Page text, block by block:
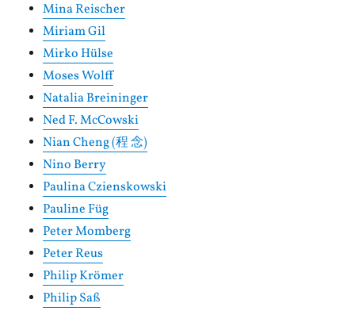
Mina Reischer
Miriam Gil
Mirko Hülse
Moses Wolff
Natalia Breininger
Ned F. McCowski
Nian Cheng (程 念)
Nino Berry
Paulina Czienskowski
Pauline Füg
Peter Momberg
Peter Reus
Philip Krömer
Philip Saß